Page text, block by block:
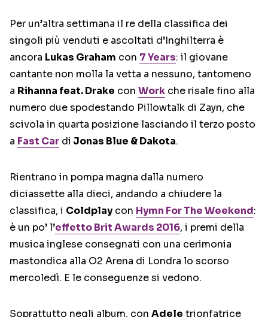
Per un’altra settimana il re della classifica dei
singoli più venduti e ascoltati d’Inghilterra è
ancora Lukas Graham con 7 Years: il giovane
cantante non molla la vetta a nessuno, tantomeno
a Rihanna feat. Drake con Work che risale fino alla
numero due spodestando Pillowtalk di Zayn, che
scivola in quarta posizione lasciando il terzo posto
a Fast Car di Jonas Blue & Dakota.
Rientrano in pompa magna dalla numero
diciassette alla dieci, andando a chiudere la
classifica, i Coldplay con Hymn For The Weekend:
è un po’ l’effetto Brit Awards 2016, i premi della
musica inglese consegnati con una cerimonia
mastondica alla O2 Arena di Londra lo scorso
mercoledì. E le conseguenze si vedono.
Soprattutto negli album, con Adele trionfatrice